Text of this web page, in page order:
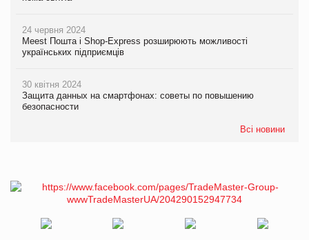
24 червня 2024
Meest Пошта і Shop-Express розширюють можливості
українських підприємців
30 квітня 2024
Защита данных на смартфонах: советы по повышению
безопасности
Всі новини